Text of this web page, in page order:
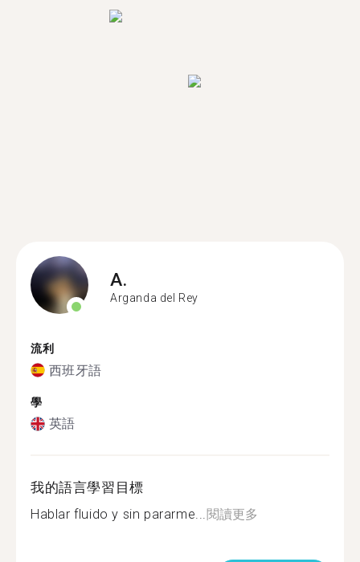
A.
Arganda del Rey
流利
西班牙語
學
英語
我的語言學習目標
Hablar fluido y sin pararme...閱讀更多